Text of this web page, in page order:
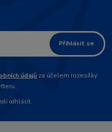
Přihlásit se
údajů za účelem rozesílky
odhlásit.